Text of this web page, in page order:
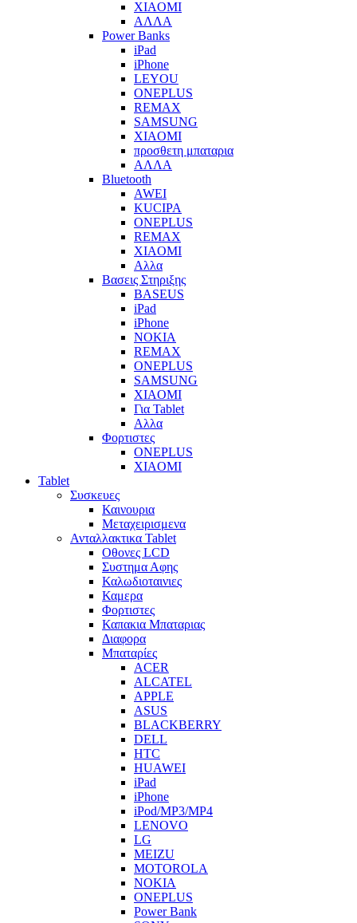
XIAOMI
ΑΛΛΑ
Power Banks
iPad
iPhone
LEYOU
ONEPLUS
REMAX
SAMSUNG
XIAOMI
προσθετη μπαταρια
ΑΛΛΑ
Bluetooth
AWEI
KUCIPA
ONEPLUS
REMAX
XIAOMI
Αλλα
Βασεις Στηριξης
BASEUS
iPad
iPhone
NOKIA
REMAX
ONEPLUS
SAMSUNG
XIAOMI
Για Tablet
Αλλα
Φορτιστες
ONEPLUS
XIAOMI
Tablet
Συσκευες
Καινουρια
Μεταχειρισμενα
Ανταλλακτικα Tablet
Οθονες LCD
Συστημα Αφης
Καλωδιοταινιες
Καμερα
Φορτιστες
Καπακια Μπαταριας
Διαφορα
Μπαταρίες
ACER
ALCATEL
APPLE
ASUS
BLACKBERRY
DELL
HTC
HUAWEI
iPad
iPhone
iPod/MP3/MP4
LENOVO
LG
MEIZU
MOTOROLA
NOKIA
ONEPLUS
Power Bank